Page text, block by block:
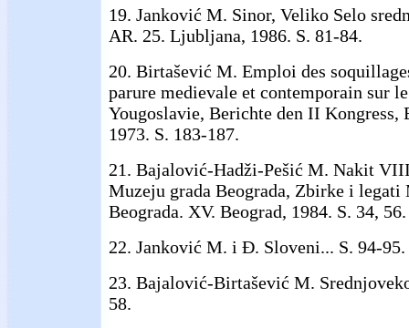
19. Janković M. Sinor, Veliko Selo
AR. 25. Ljubljana, 1986. S. 81-84.
20. Birtašević M. Emploi des
parure medievale et contemporain sur
Yougoslavie, Berichte den II
1973. S. 183-187.
21. Bajalović-Hadži-Pešić M. Nakit
Muzeju grada Beograda, Zbirke i legati
Beograda. XV. Beograd, 1984. S. 34, 56.
22. Janković M. i Đ. Sloveni... S. 94-95.
23. Bajalović-Birtašević M.
58.